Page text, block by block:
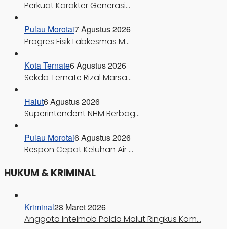
Perkuat Karakter Generasi…
Pulau Morotai7 Agustus 2026
Progres Fisik Labkesmas M…
Kota Ternate6 Agustus 2026
Sekda Ternate Rizal Marsa…
Halut6 Agustus 2026
Superintendent NHM Berbag…
Pulau Morotai6 Agustus 2026
Respon Cepat Keluhan Air …
HUKUM & KRIMINAL
Kriminal28 Maret 2026
Anggota Intelmob Polda Malut Ringkus Kom…